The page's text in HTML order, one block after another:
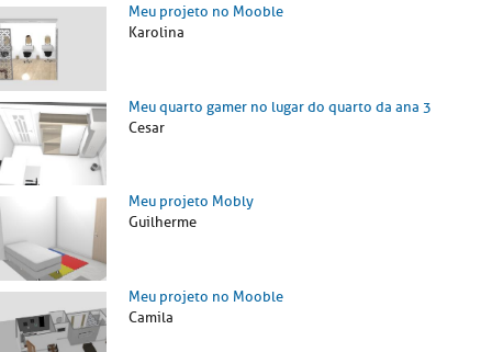
Meu projeto no Mooble
Karolina
Meu quarto gamer no lugar do quarto da ana 3
Cesar
Meu projeto Mobly
Guilherme
Meu projeto no Mooble
Camila